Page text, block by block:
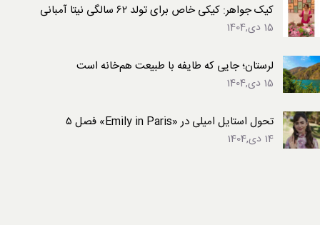
کیک جواهر: کیکی خاص برای تولد ۶۲ سالگی نیتا آمبانی
15 دی,1404
لرستان؛ جایی که طایفه با طبیعت هم‌خانه است
15 دی,1404
تحول استایل امیلی در «Emily in Paris» فصل ۵
14 دی,1404